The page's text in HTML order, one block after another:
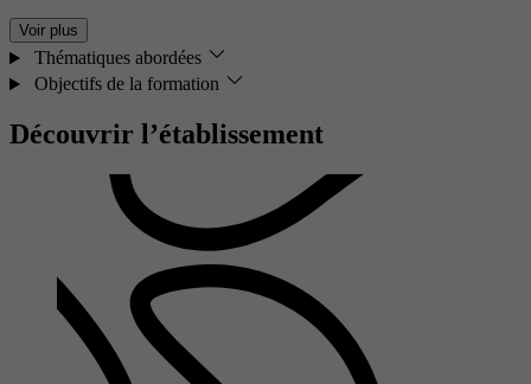
Voir plus
Thématiques abordées
Objectifs de la formation
Découvrir l’établissement